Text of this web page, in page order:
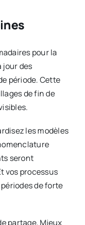
pour la
jour des
période. Cette
de fin de
les modèles
seront
vos processus
de forte
partage. Mieux